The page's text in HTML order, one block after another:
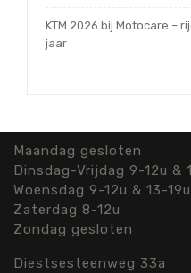
KTM 2026 bij Motocare –
jaar
Maandag gesloten
Dinsdag-Vrijdag 9-12u &
Woensdag 9-12u & 13-19u
Zaterdag 8-12u
Zondag gesloten
Diestsesteenweg 33a